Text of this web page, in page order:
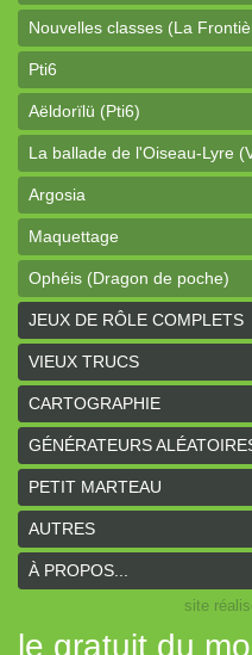
Nouvelles classes (La
Pti6
Aëldorïlü (Pti6)
La ballade de l'Oiseau-Lyre
Argosia
Maquettage
Ophéis (Dragon de poche)
L'anneau des Empereurs
Davy Jones (cartes)
Davy Jones (background)
Sur la route (Coeurs
Earthdawn (Coeurs Vaillants)
Titan&Fils 2020
Paysages
JEUX DE RÔLE COMPLETS
VIEUX TRUCS
CARTOGRAPHIE
GÉNÉRATEURS
PETIT MARTEAU
AUTRES
À PROPOS...
site
le gratuit du